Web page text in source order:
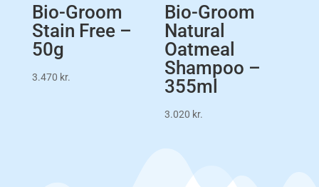
Bio-Groom
Stain Free –
50g
3.470 kr.
Bio-Groom
Natural
Oatmeal
Shampoo –
355ml
3.020 kr.